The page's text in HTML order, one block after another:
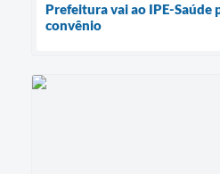
Prefeitura vai ao IPE-Saúde
convênio